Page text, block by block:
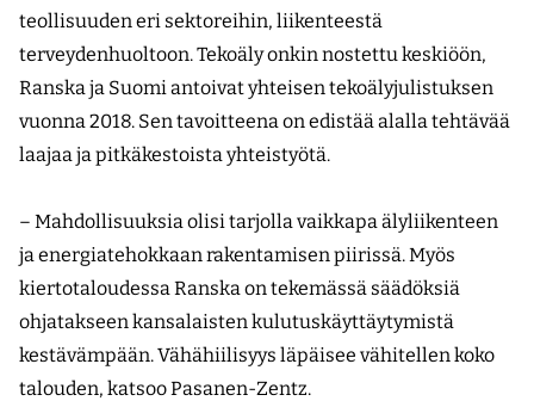
teollisuuden eri sektoreihin, liikenteestä
terveydenhuoltoon. Tekoäly onkin nostettu keskiöön,
Ranska ja Suomi antoivat yhteisen tekoälyjulistuksen
vuonna 2018. Sen tavoitteena on edistää alalla tehtävää
laajaa ja pitkäkestoista yhteistyötä.
– Mahdollisuuksia olisi tarjolla vaikkapa älyliikenteen
ja energiatehokkaan rakentamisen piirissä. Myös
kiertotaloudessa Ranska on tekemässä säädöksiä
ohjatakseen kansalaisten kulutuskäyttäytymistä
kestävämpään. Vähähiilisyys läpäisee vähitellen koko
talouden, katsoo Pasanen-Zentz.